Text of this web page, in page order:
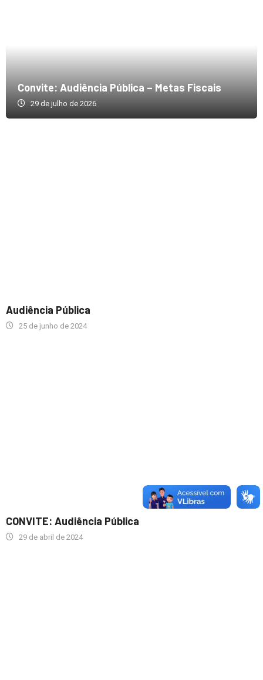
Convite: Audiência Pública – Metas Fiscais
29 de julho de 2026
Audiência Pública
25 de junho de 2024
CONVITE: Audiência Pública
29 de abril de 2024